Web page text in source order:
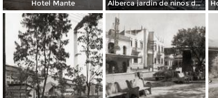
Hotel Mante Alberca jardin de ninos del Ingenio el Mante.